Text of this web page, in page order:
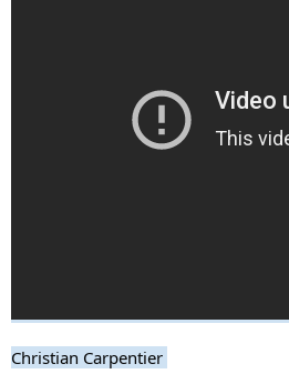
Christian Carpentier